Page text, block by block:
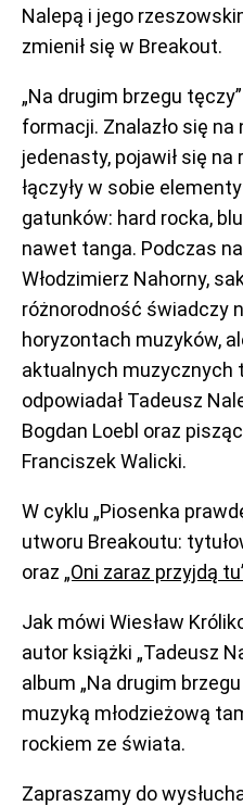
Nalepą i jego
zmienił się w Breakout.
„Na drugim brzegu
formacji. Znalazło się
jedenasty, pojawił się na
łączyły w sobie
gatunków: hard rocka,
nawet tanga. Podczas
Włodzimierz Nahorny,
różnorodność świadczy
horyzontach muzyków,
aktualnych muzycznych
odpowiadał Tadeusz
Bogdan Loebl oraz
Franciszek Walicki.
W cyklu „Piosenka
utworu Breakoutu:
oraz „Oni zaraz przyjdą
Jak mówi Wiesław
autor książki „Tadeusz
album „Na drugim
muzyką młodzieżową
rockiem ze świata.
Zapraszamy do